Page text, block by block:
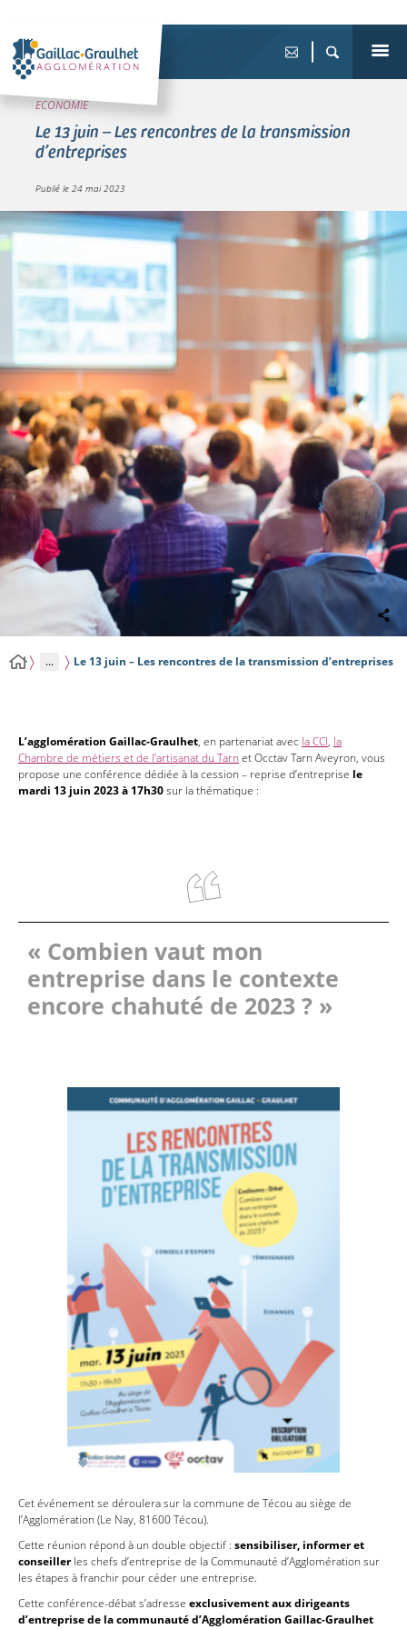
ECONOMIE
Le 13 juin – Les rencontres de la transmission
d’entreprises
Publié le 24 mai 2023
... Le 13 juin – Les rencontres de la transmission d’entreprises
L’agglomération Gaillac-Graulhet, en partenariat avec la CCI, la
Chambre de métiers et de l’artisanat du Tarn et Occtav Tarn Aveyron, vous
propose une conférence dédiée à la cession – reprise d’entreprise le
mardi 13 juin 2023 à 17h30sur la thématique :
« Combien vaut mon
entreprise dans le contexte
encore chahuté de 2023 ? »
Cet événement se déroulera sur la commune de Técou au siège de
l’Agglomération (Le Nay, 81600 Técou).
Cette réunion répond à un double objectif : sensibiliser, informer et
conseillerles chefs d’entreprise de la Communauté d’Agglomération sur
les étapes à franchir pour céder une entreprise.
Cette conférence-débat s’adresse exclusivement aux dirigeants
d’entreprise de la communauté d’Agglomération Gaillac-Graulhet